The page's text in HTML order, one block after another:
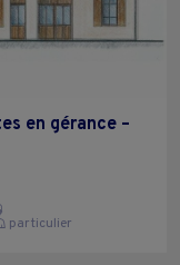
en gérance –
particulier